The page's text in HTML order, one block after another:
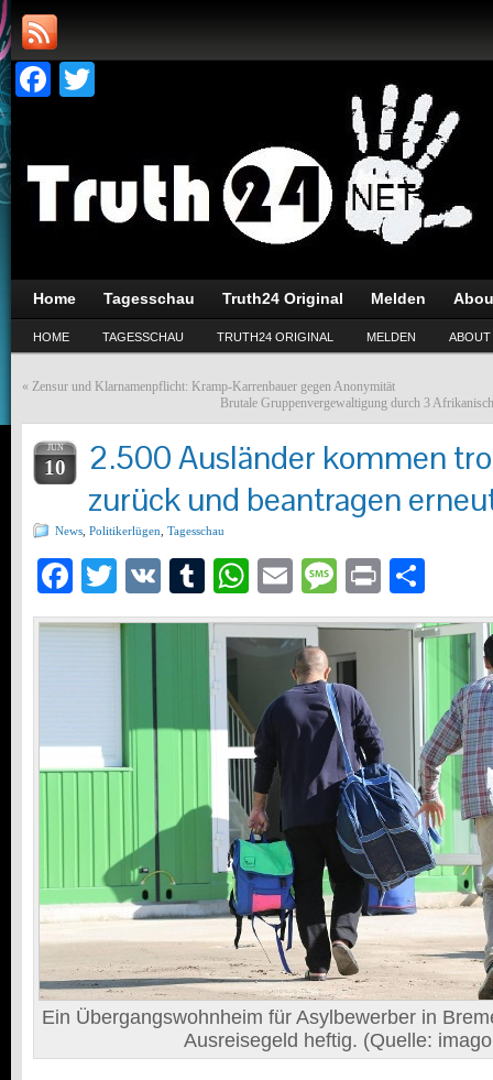
Facebook
Home Tagesschau Truth24 Original Melden
HOME TAGESSCHAU TRUTH24 ORIGINAL MELDEN ABOUT
« Zensur und Klarnamenpflicht: Kramp-Karrenbauer gegen Anonymität
Brutale Gruppenvergewaltigung durch 3
JUN
10
2.500 Ausländer kommen
zurück und beantragen
News Politikerlügen Tagesschau
Facebook
Twitter
VK Tumblr
WhatsApp
EmailMessage
Print
Ein Übergangswohnheim für Asylbewerber in
Ausreisegeld heftig. (Quelle: